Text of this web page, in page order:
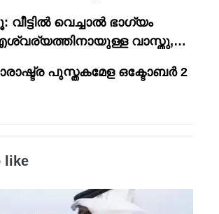
വീട്ടിൽ വെച്ചാൽ ഭാഗ്യം
വാസ്തു,
പുസ്തകമേള ഒക്ടോബർ 2
like